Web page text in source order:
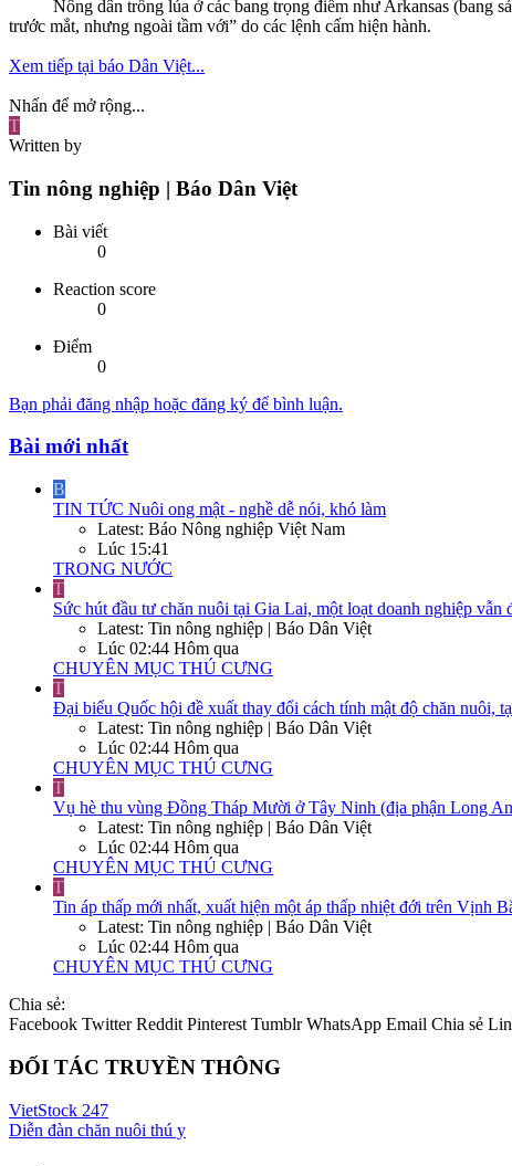
Nông dân trồng lúa ở các bang trọng điểm như Arkansas (bang
trước mắt, nhưng ngoài tầm với” do các lệnh cấm hiện hành.
Xem tiếp tại báo Dân Việt...
Nhấn để mở rộng...
T
Written by
Tin nông nghiệp | Báo Dân Việt
Bài viết
0
Reaction score
0
Điểm
0
Bạn phải đăng nhập hoặc đăng ký để bình luận.
Bài mới nhất
B
TIN TỨC Nuôi ong mật - nghề dễ nói, khó làm
Latest: Báo Nông nghiệp Việt Nam
Lúc 15:41
TRONG NƯỚC
T
Sức hút đầu tư chăn nuôi tại Gia Lai, một loạt doanh nghiệp
Latest: Tin nông nghiệp | Báo Dân Việt
Lúc 02:44 Hôm qua
CHUYÊN MỤC THÚ CƯNG
T
Đại biểu Quốc hội đề xuất thay đổi cách tính mật độ chăn nuôi,
Latest: Tin nông nghiệp | Báo Dân Việt
Lúc 02:44 Hôm qua
CHUYÊN MỤC THÚ CƯNG
T
Vụ hè thu vùng Đồng Tháp Mười ở Tây Ninh (địa phận Long
Latest: Tin nông nghiệp | Báo Dân Việt
Lúc 02:44 Hôm qua
CHUYÊN MỤC THÚ CƯNG
T
Tin áp thấp mới nhất, xuất hiện một áp thấp nhiệt đới trên Vịnh
Latest: Tin nông nghiệp | Báo Dân Việt
Lúc 02:44 Hôm qua
CHUYÊN MỤC THÚ CƯNG
Chia sẻ:
Facebook Twitter Reddit Pinterest Tumblr WhatsApp Email Chia sẻ
ĐỐI TÁC TRUYỀN THÔNG
VietStock 247
Diễn đàn chăn nuôi thú y